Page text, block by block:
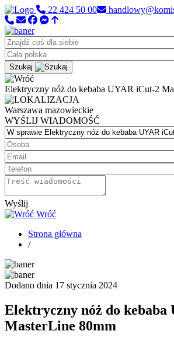
22 424 50 00
Szukaj
Elektryczny nóż do kebaba UYAR iCut-2
Warszawa mazowieckie
WYŚLIJ WIADOMOŚĆ
Wyślij
Wróć
Strona główna
/
Dodano dnia 17 stycznia 2024
Elektryczny nóż do kebaba
MasterLine 80mm